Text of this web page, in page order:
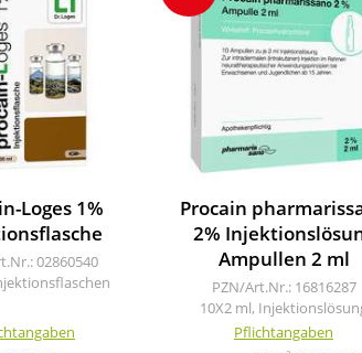
Loges 1%
02860540
Procain
2%
Ampullen 2 ml
PZN/Art.Nr.: 16816287
10X2 ml,
Pflichtangaben